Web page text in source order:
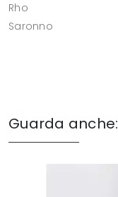
Rho
Saronno
Guarda anche: